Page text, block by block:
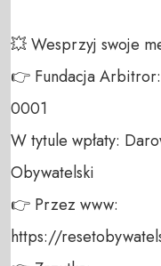
💥 Wesprzyj swoje
👉 Fundacja
0001
W tytule wpłaty:
Obywatelski
👉 Przez www:
https://